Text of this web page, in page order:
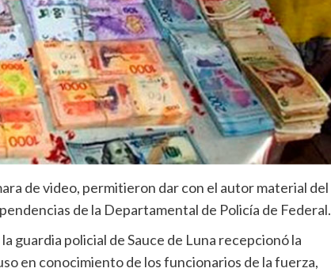
de video, permitieron dar con el autor material del
de la Departamental de Policía de Federal.
guardia policial de Sauce de Luna recepcionó la
en conocimiento de los funcionarios de la fuerza,